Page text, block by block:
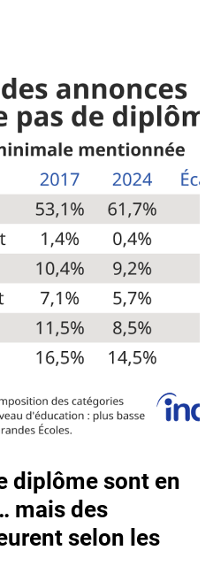
diplôme sont en
mais des
selon les